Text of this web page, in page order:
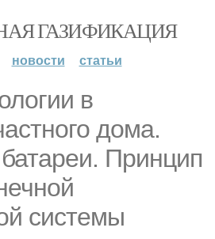
ГАЗИФИКАЦИЯ
новости статьи
в
дома.
Принцип
системы